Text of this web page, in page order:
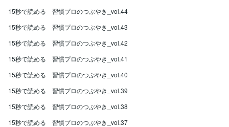
15秒で読める 習慣プロのつぶやき_vol.44
15秒で読める 習慣プロのつぶやき_vol.43
15秒で読める 習慣プロのつぶやき_vol.42
15秒で読める 習慣プロのつぶやき_vol.41
15秒で読める 習慣プロのつぶやき_vol.40
15秒で読める 習慣プロのつぶやき_vol.39
15秒で読める 習慣プロのつぶやき_vol.38
15秒で読める 習慣プロのつぶやき_vol.37